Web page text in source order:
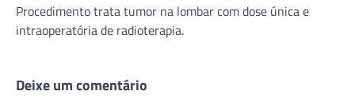
Procedimento trata tumor na lombar com dose única e
intraoperatória de radioterapia.
Deixe um comentário